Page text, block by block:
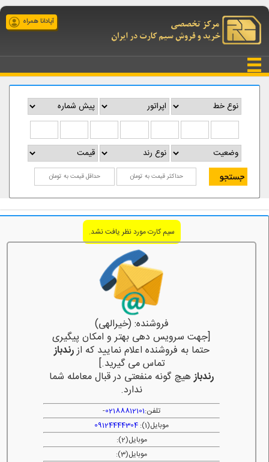
آپادانا همراه
سیم کارت مورد نظر یافت نشد.
فروشنده: (خیرالهی)
[جهت سرویس دهی بهتر و امکان پیگیری
حتما به فروشنده اعلام نمایید که ازرندباز
تماس می گیرید.]
رندبازهیچ گونه منفعتی در قبال معامله شما
ندارد.
تلفن:02188812101
-
موبایل(1):
09124444304
موبایل(2):
موبایل(3):